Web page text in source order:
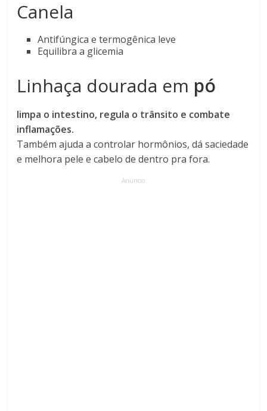
Canela
Antifúngica e termogênica leve
Equilibra a glicemia
Linhaça dourada em pó
limpa o intestino, regula o trânsito e combate
inflamações.
Também ajuda a controlar hormônios, dá saciedade
e melhora pele e cabelo de dentro pra fora.
Anúncio